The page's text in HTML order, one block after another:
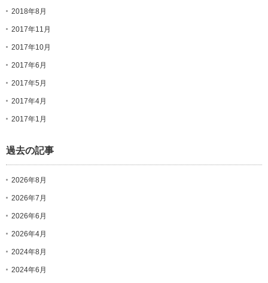
2018年8月
2017年11月
2017年10月
2017年6月
2017年5月
2017年4月
2017年1月
過去の記事
2026年8月
2026年7月
2026年6月
2026年4月
2024年8月
2024年6月